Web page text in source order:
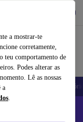
a mostrar-te
corretamente,
teu comportamento de
Podes alterar as
Lê as nossas
a
.
Código: